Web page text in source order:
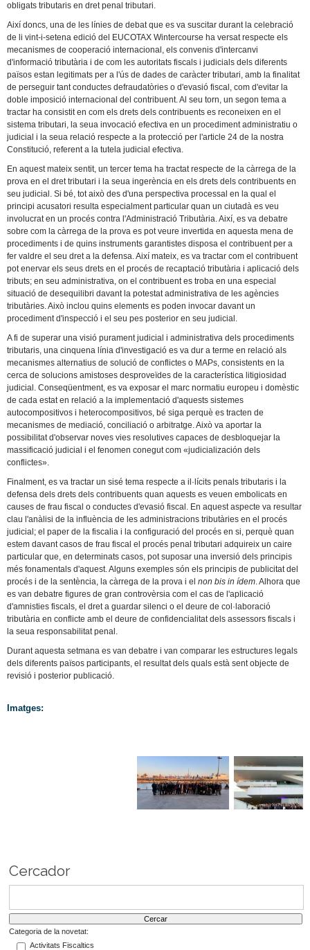
obligats tributaris en dret penal tributari.
Així doncs, una de les línies de debat que es va suscitar durant la celebració
de li vint-i-setena edició del EUCOTAX Wintercourse ha versat respecte els
mecanismes de cooperació internacional, els convenis d'intercanvi
d'informació tributària i de com les autoritats fiscals i judicials dels diferents
països estan legitimats per a l'ús de dades de caràcter tributari, amb la finalitat
de perseguir tant conductes defraudatòries o d'evasió fiscal, com d'evitar la
doble imposició internacional del contribuent. Al seu torn, un segon tema a
tractar ha consistit en com els drets dels contribuents es reconeixen en el
sistema tributari, la seua invocació efectiva en un procediment administratiu o
judicial i la seua relació respecte a la protecció per l'article 24 de la nostra
Constitució, referent a la tutela judicial efectiva.
En aquest mateix sentit, un tercer tema ha tractat respecte de la càrrega de la
prova en el dret tributari i la seua ingerència en els drets dels contribuents en
seu judicial. Si bé, tot això des d'una perspectiva processal en la qual el
principi acusatori resulta especialment particular quan un ciutadà es veu
involucrat en un procés contra l'Administració Tributària. Així, es va debatre
sobre com la càrrega de la prova es pot veure invertida en aquesta mena de
procediments i de quins instruments garantistes disposa el contribuent per a
fer valdre el seu dret a la defensa. Així mateix, es va tractar com el contribuent
pot enervar els seus drets en el procés de recaptació tributària i aplicació dels
tributs; en seu administrativa, on el contribuent es troba en una especial
situació de desequilibri davant la potestat administrativa de les agències
tributàries. Això inclou quins elements es poden invocar davant un
procediment d'inspecció i el seu pes posterior en seu judicial.
A fi de superar una visió purament judicial i administrativa dels procediments
tributaris, una cinquena línia d'investigació es va dur a terme en relació als
mecanismes alternatius de solució de conflictes o MAPs, consistents en la
cerca de solucions amistoses desproveïdes de la característica litigiosidad
judicial. Conseqüentment, es va exposar el marc normatiu europeu i domèstic
de cada estat en relació a la implementació d'aquests sistemes
autocompositivos i heterocompositivos, bé siga perquè es tracten de
mecanismes de mediació, conciliació o arbitratge. Això va aportar la
possibilitat d'observar noves vies resolutives capaces de desbloquejar la
massificació judicial i el fenomen conegut com «judicialización dels
conflictes».
Finalment, es va tractar un sisé tema respecte a il·lícits penals tributaris i la
defensa dels drets dels contribuents quan aquests es veuen embolicats en
causes de frau fiscal o conductes d'evasió fiscal. En aquest aspecte va resultar
clau l'anàlisi de la influència de les administracions tributàries en el procés
judicial; el paper de la fiscalia i la configuració del procés en si, perquè quan
estem davant casos de frau fiscal el procés penal tributari adquireix un caire
particular que, en determinats casos, pot suposar una inversió dels principis
més fonamentals d'aquest. Alguns exemples són els principis de publicitat del
procés i de la sentència, la càrrega de la prova i elnon bis in ídem. Alhora que
es van debatre figures de gran controvèrsia com el cas de l'aplicació
d'amnisties fiscals, el dret a guardar silenci o el deure de col·laboració
tributària en conflicte amb el deure de confidencialitat dels assessors fiscals i
la seua responsabilitat penal.
Durant aquesta setmana es van debatre i van comparar les estructures legals
dels diferents països participants, el resultat dels quals està sent objecte de
revisió i posterior publicació.
Imatges:
Cercador
Categoria de la novetat:
Activitats Fiscaltics